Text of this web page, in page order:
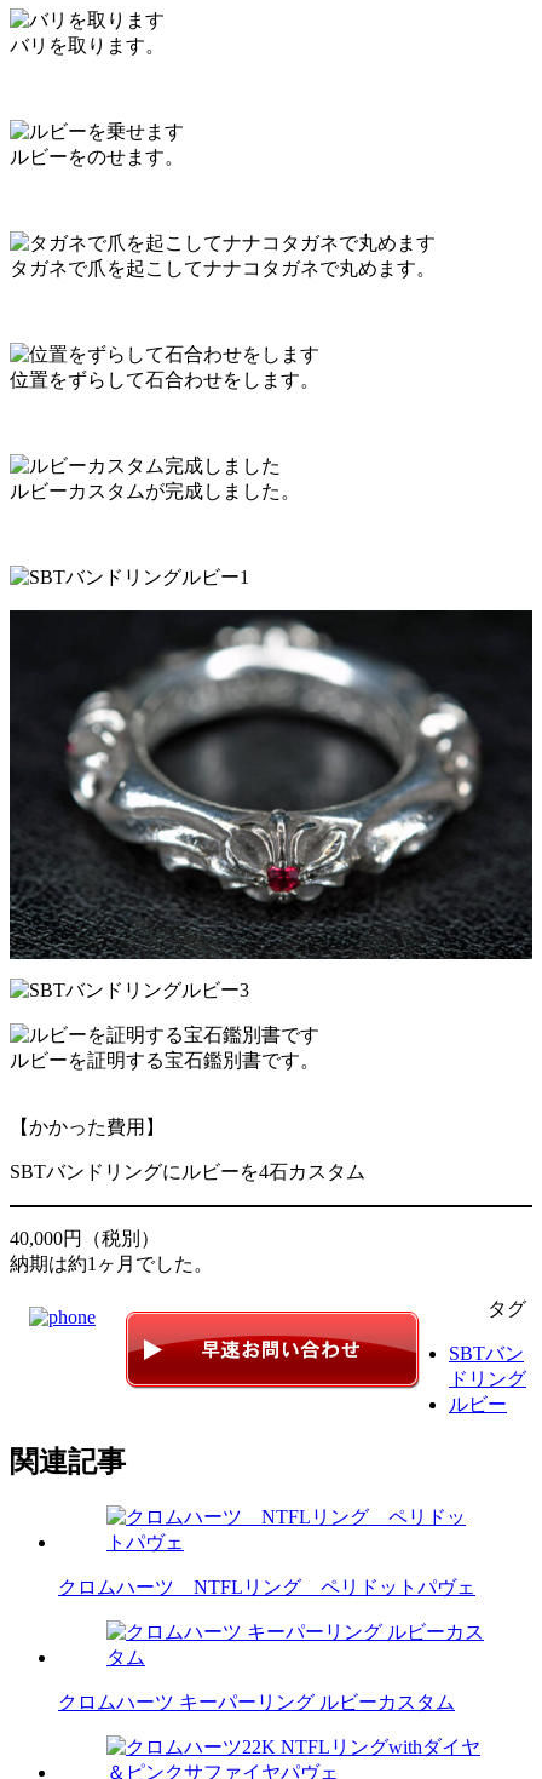
バリを取ります。
ルビーをのせます。
タガネで爪を起こしてナナコタガネで丸めます。
位置をずらして石合わせをします。
ルビーカスタムが完成しました。
ルビーを証明する宝石鑑別書です。
【かかった費用】
SBTバンドリングにルビーを4石カスタム
40,000円（税別）
納期は約1ヶ月でした。
タグ
SBTバン
ドリング
ルビー
関連記事
クロムハーツ NTFLリング ペリドットパヴェ
クロムハーツ キーパーリング ルビーカスタム